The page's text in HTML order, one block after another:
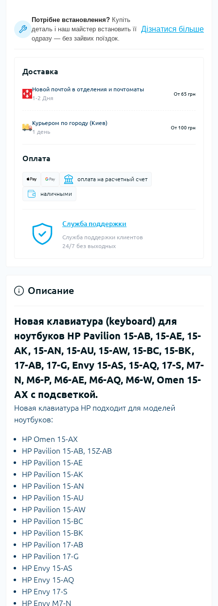
Потрібне встановлення? Купіть
деталь і наш майстер встановить її
одразу — без зайвих поїздок.
Дізнатися більше
Доставка
Новой почтой в отделения и почтоматы
1-2 Дня
От 65 грн
Курьером по городу (Киев)
1 день
От 100 грн
Оплата
оплата на расчетный счет
наличными
Служба поддержки
Служба поддержки клиентов
24/7 без выходных
Описание
Новая клавиатура (keyboard) для
ноутбуков HP Pavilion 15-AB, 15-AE, 15-
AK, 15-AN, 15-AU, 15-AW, 15-BC, 15-BK,
17-AB, 17-G, Envy 15-AS, 15-AQ, 17-S, M7-
N, M6-P, M6-AE, M6-AQ, M6-W, Omen 15-
AX с подсветкой.
Новая клавиатура HP подходит для моделей
ноутбуков:
HP Omen 15-AX
HP Pavilion 15-AB, 15Z-AB
HP Pavilion 15-AE
HP Pavilion 15-AK
HP Pavilion 15-AN
HP Pavilion 15-AU
HP Pavilion 15-AW
HP Pavilion 15-BC
HP Pavilion 15-BK
HP Pavilion 17-AB
HP Pavilion 17-G
HP Envy 15-AS
HP Envy 15-AQ
HP Envy 17-S
HP Envy M7-N